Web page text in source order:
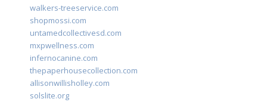
walkers-treeservice.com
shopmossi.com
untamedcollectivesd.com
mxpwellness.com
infernocanine.com
thepaperhousecollection.com
allisonwillisholley.com
solslite.org